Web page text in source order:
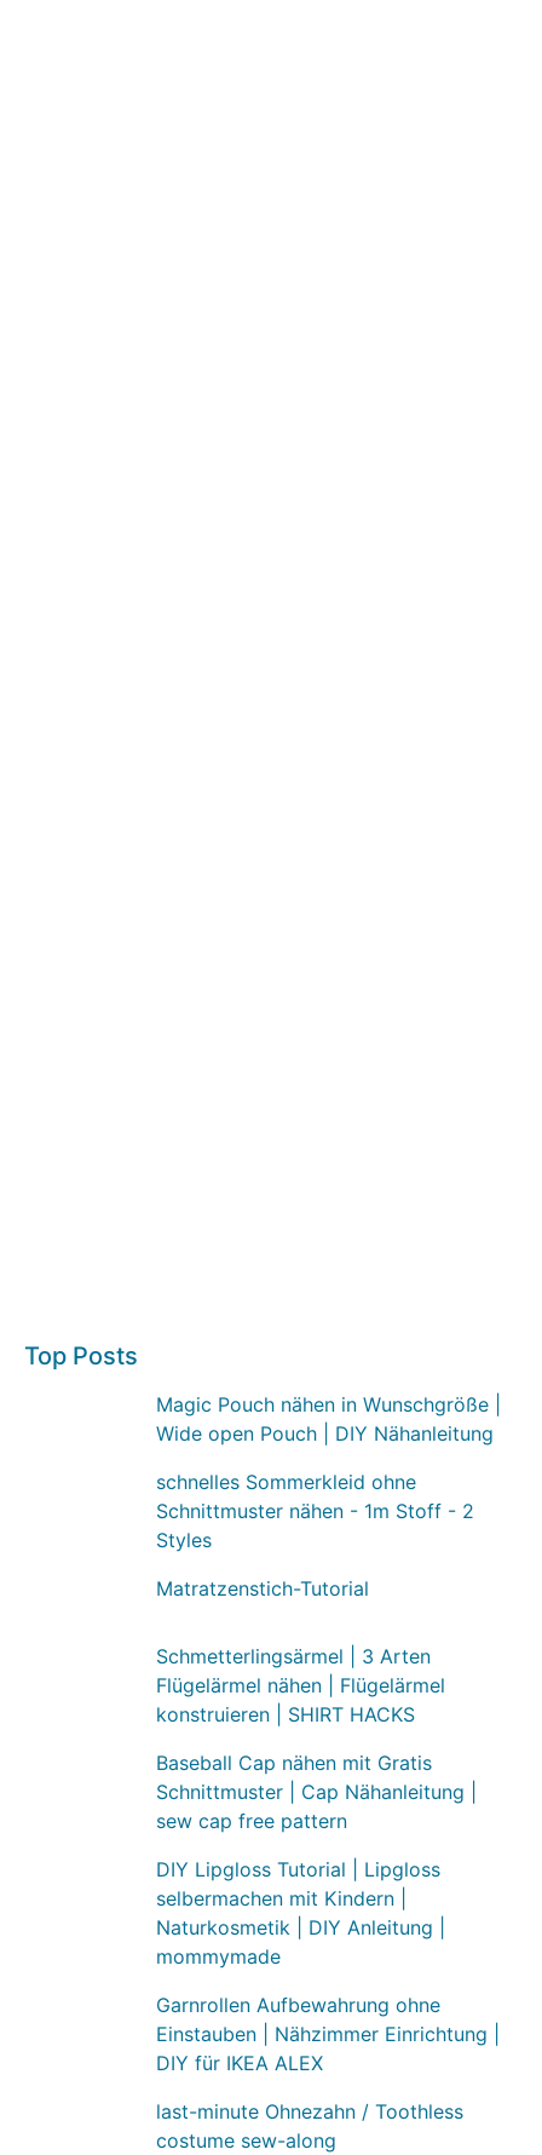
Top Posts
Magic Pouch nähen in Wunschgröße |
Wide open Pouch | DIY Nähanleitung
schnelles Sommerkleid ohne
Schnittmuster nähen - 1m Stoff - 2
Styles
Matratzenstich-Tutorial
Schmetterlingsärmel | 3 Arten
Flügelärmel nähen | Flügelärmel
konstruieren | SHIRT HACKS
Baseball Cap nähen mit Gratis
Schnittmuster | Cap Nähanleitung |
sew cap free pattern
DIY Lipgloss Tutorial | Lipgloss
selbermachen mit Kindern |
Naturkosmetik | DIY Anleitung |
mommymade
Garnrollen Aufbewahrung ohne
Einstauben | Nähzimmer Einrichtung |
DIY für IKEA ALEX
last-minute Ohnezahn / Toothless
costume sew-along